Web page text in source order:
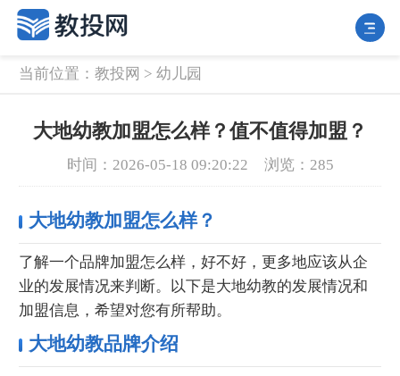
当前位置： 教投网 > 幼儿园
大地幼教加盟怎么样？值不值得加盟？
时间：2026-05-18 09:20:22 浏览：285
大地幼教加盟怎么样？
了解一个品牌加盟怎么样，好不好，更多地应该从企
业的发展情况来判断。以下是大地幼教的发展情况和
加盟信息，希望对您有所帮助。
大地幼教品牌介绍